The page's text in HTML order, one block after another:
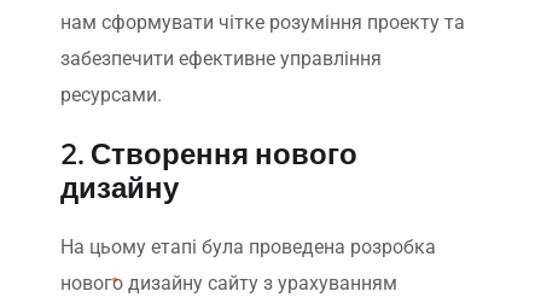
нам сформувати чітке розуміння проекту та
забезпечити ефективне управління
ресурсами.
2. Створення нового
дизайну
На цьому етапі була проведена розробка
нового дизайну сайту з урахуванням